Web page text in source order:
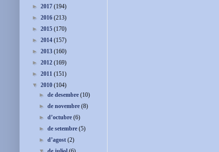
► 2017 (194)
► 2016 (213)
► 2015 (170)
► 2014 (157)
► 2013 (160)
► 2012 (169)
► 2011 (151)
▼ 2010 (104)
►de desembre(10)
►de novembre(8)
►d’octubre(6)
►de setembre(5)
►d’agost(2)